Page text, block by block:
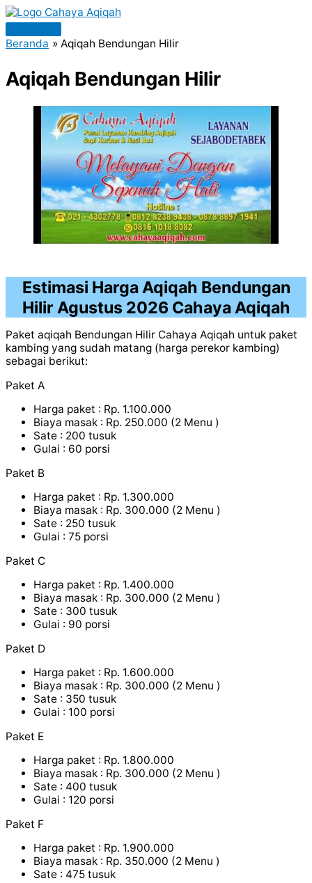
Lewati
ke
kontenMenu
Utama
Beranda Aqiqah Bendungan Hilir
Aqiqah Bendungan Hilir
Estimasi Harga Aqiqah Bendungan
Hilir Agustus 2026 Cahaya Aqiqah
Paket aqiqah Bendungan Hilir Cahaya Aqiqah untuk paket
kambing yang sudah matang (harga perekor kambing)
sebagai berikut:
Paket A
Harga paket : Rp. 1.100.000
Biaya masak : Rp. 250.000 (2 Menu )
Sate : 200 tusuk
Gulai : 60 porsi
Paket B
Harga paket : Rp. 1.300.000
Biaya masak : Rp. 300.000 (2 Menu )
Sate : 250 tusuk
Gulai : 75 porsi
Paket C
Harga paket : Rp. 1.400.000
Biaya masak : Rp. 300.000 (2 Menu )
Sate : 300 tusuk
Gulai : 90 porsi
Paket D
Harga paket : Rp. 1.600.000
Biaya masak : Rp. 300.000 (2 Menu )
Sate : 350 tusuk
Gulai : 100 porsi
Paket E
Harga paket : Rp. 1.800.000
Biaya masak : Rp. 300.000 (2 Menu )
Sate : 400 tusuk
Gulai : 120 porsi
Paket F
Harga paket : Rp. 1.900.000
Biaya masak : Rp. 350.000 (2 Menu )
Sate : 475 tusuk